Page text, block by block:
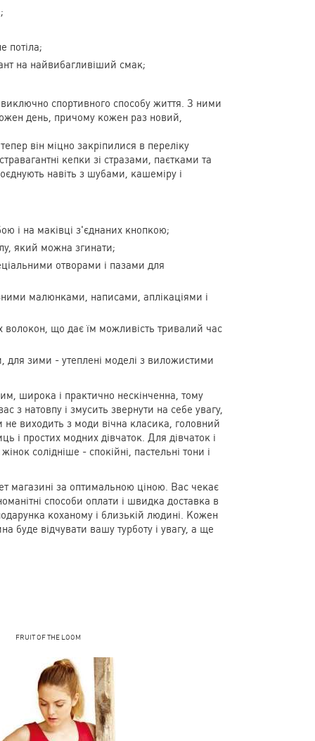
потіла;
на найвибагливіший смак;
спортивного способу життя. З ними
день, причому кожен раз новий,
він міцно закріпилися в переліку
кепки зі стразами, паєтками та
навіть з шубами, кашеміру і
і на маківці з'єднаних кнопкою;
який можна згинати;
отворами і пазами для
малюнками, написами, аплікаціями і
волокон, що дає їм можливість тривалий час
для зими - утеплені моделі з виложистими
широка і практично нескінченна, тому
з натовпу і змусить звернути на себе увагу,
виходить з моди вічна класика, головний
і простих модних дівчаток. Для дівчаток і
солідніше - спокійні, пастельні тони і
магазині за оптимальною ціною. Вас чекає
способи оплати і швидка доставка в
коханому і близькій людині. Кожен
буде відчувати вашу турботу і увагу, а ще
FRUIT OF THE LOOM